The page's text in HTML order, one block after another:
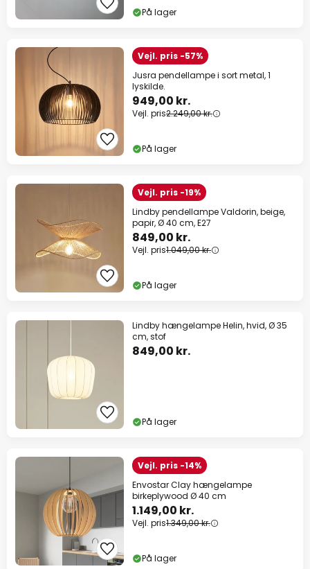
På lager
Vejl. pris -57%
Jusra pendellampe i sort metal, 1
lyskilde.
949,00 kr.
Vejl. pris2.249,00 kr.
På lager
Vejl. pris -19%
Lindby pendellampe Valdorin, beige,
papir, Ø 40 cm, E27
849,00 kr.
Vejl. pris1.049,00 kr.
På lager
Lindby hængelampe Helin, hvid, Ø 35
cm, stof
849,00 kr.
På lager
Vejl. pris -14%
Envostar Clay hængelampe
birkeplywood Ø 40 cm
1.149,00 kr.
Vejl. pris1.349,00 kr.
På lager